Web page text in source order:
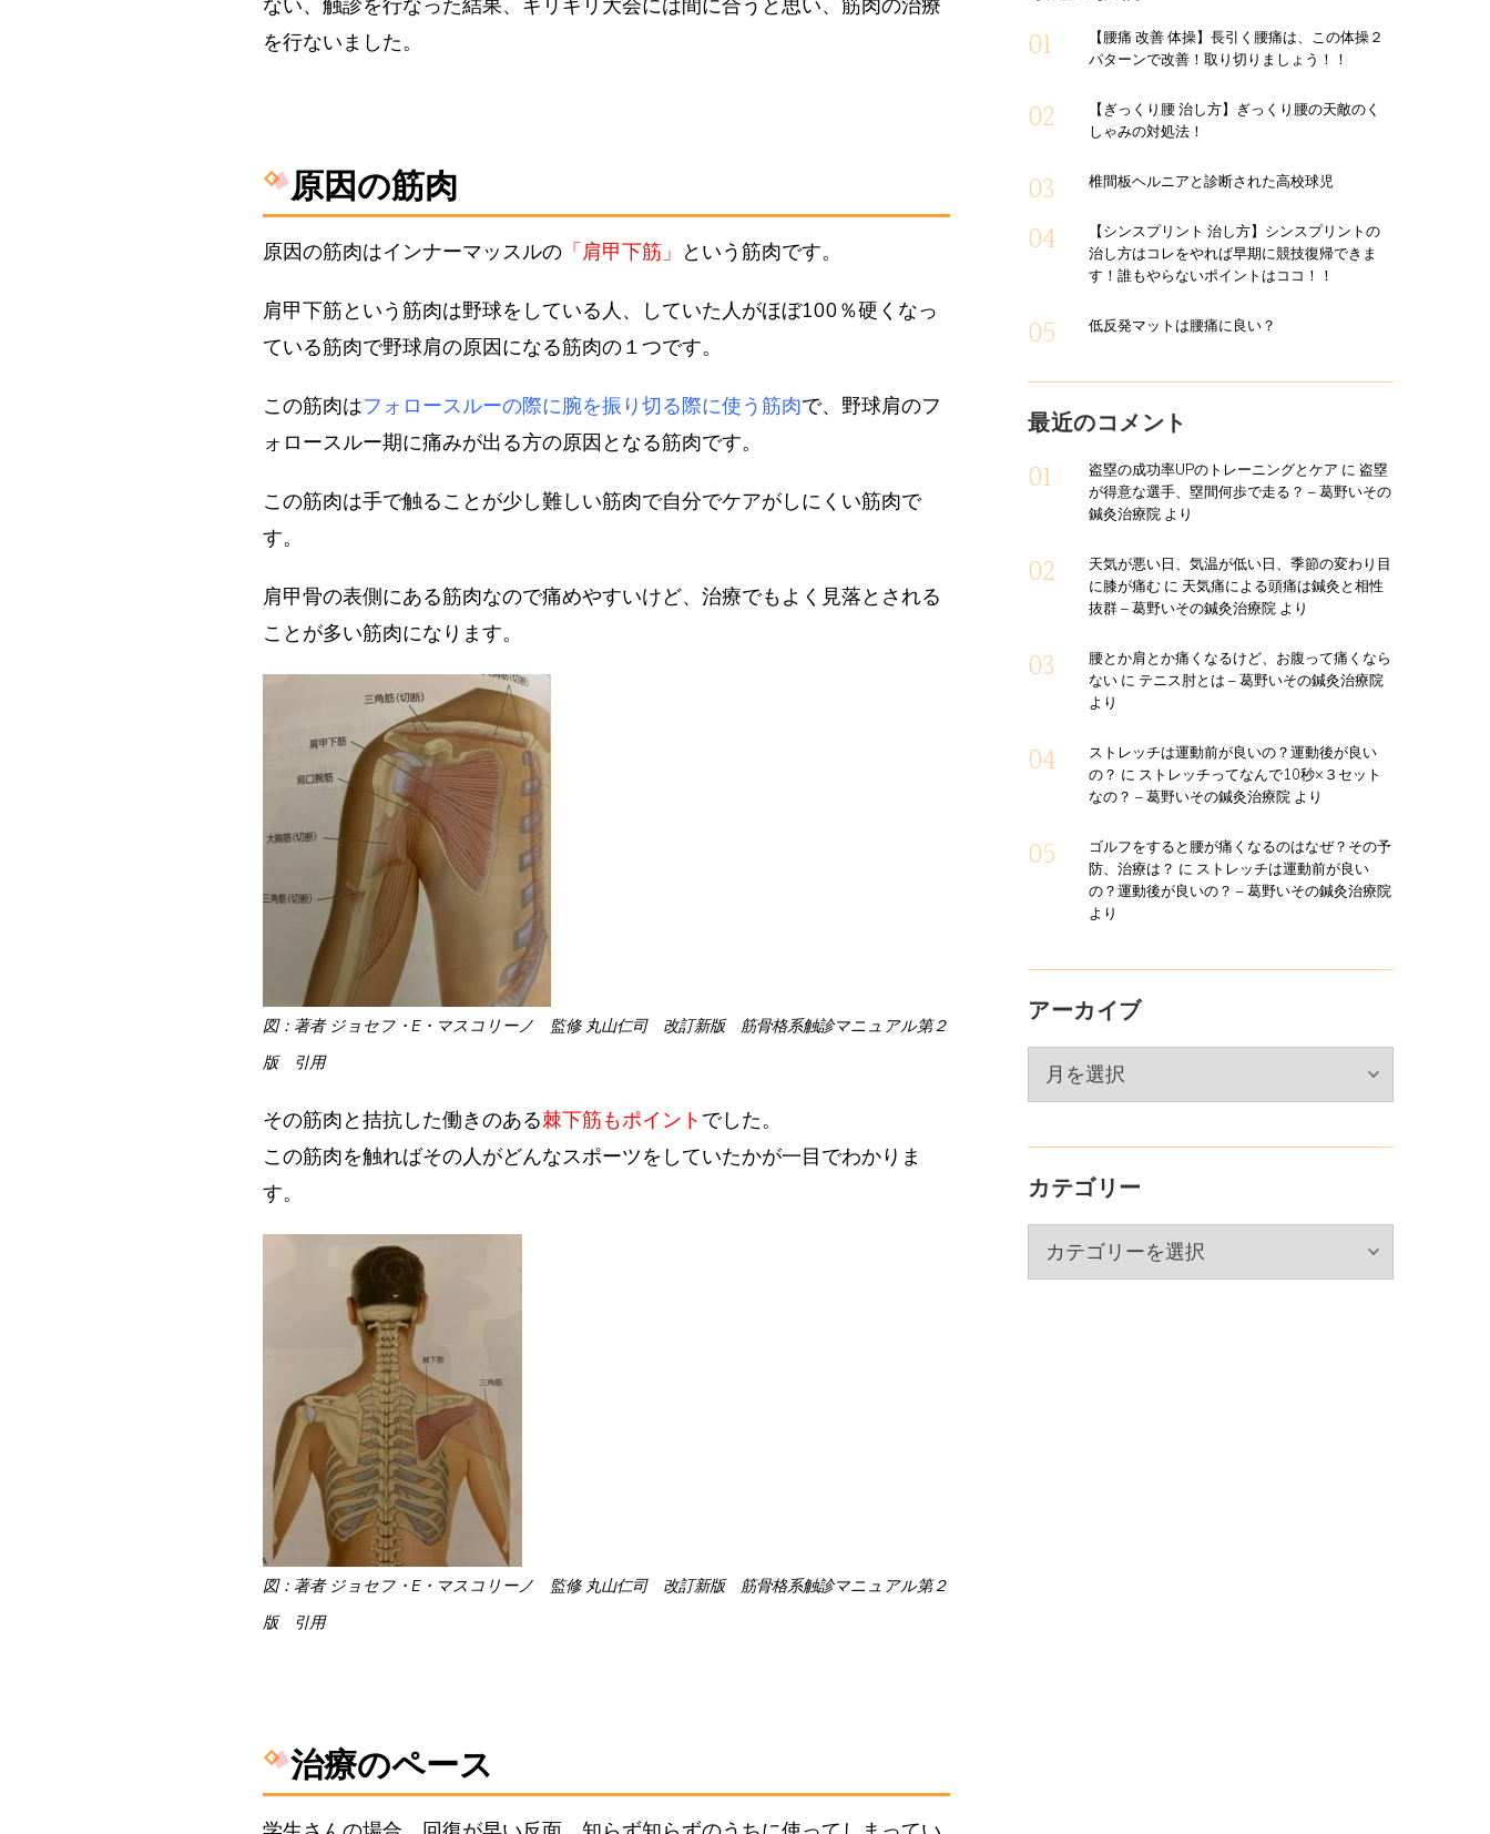
を行ないました。
原因の筋肉
原因の筋肉はインナーマッスルの 「肩甲下筋 」 という筋肉です。
肩甲下筋という筋肉は野球をしている人、していた人がほぼ100％硬くなっ
ている筋肉で野球肩の原因になる筋肉の１つです。
この筋肉はフォロースルーの際に腕を振り切る際に使う筋肉で、野球肩のフ
ォロースルー期に痛みが出る方の原因となる筋肉です。
この筋肉は手で触ることが少し難しい筋肉で自分でケアがしにくい筋肉で
す。
肩甲骨の表側にある筋肉なので痛めやすいけど、治療でもよく見落とされる
ことが多い筋肉になります。
図：著者 ジョセフ・E・マスコリーノ 監修 丸山仁司 改訂新版 筋骨格系触診マニュアル第２
版 引用
その筋肉と拮抗した働きのある棘下筋もポイント でした。
この筋肉を触ればその人がどんなスポーツをしていたかが一目でわかりま
す。
図：著者 ジョセフ・E・マスコリーノ 監修 丸山仁司 改訂新版 筋骨格系触診マニュアル第２
版 引用
治療のペース
【腰痛 改善 体操】長引く腰痛は、この体操２
パターンで改善！取り切りましょう！！
【ぎっくり腰 治し方】ぎっくり腰の天敵のく
しゃみの対処法！
椎間板ヘルニアと診断された高校球児
【シンスプリント 治し方】シンスプリントの
治し方はコレをやれば早期に競技復帰できま
す！誰もやらないポイントはココ！！
低反発マットは腰痛に良い？
最近のコメント
盗塁の成功率UPのトレーニングとケア に 盗塁
が得意な選手、塁間何歩で走る？ – 葛野いその
鍼灸治療院 より
天気が悪い日、気温が低い日、季節の変わり目
に膝が痛む に 天気痛による頭痛は鍼灸と相性
抜群 – 葛野いその鍼灸治療院 より
腰とか肩とか痛くなるけど、お腹って痛くなら
ない に テニス肘とは – 葛野いその鍼灸治療院
より
ストレッチは運動前が良いの？運動後が良い
の？ に ストレッチってなんで10秒×３セット
なの？ – 葛野いその鍼灸治療院 より
ゴルフをすると腰が痛くなるのはなぜ？その予
防、治療は？ に ストレッチは運動前が良い
の？運動後が良いの？ – 葛野いその鍼灸治療院
より
アーカイブ
ー
イ
カテゴリー
テ